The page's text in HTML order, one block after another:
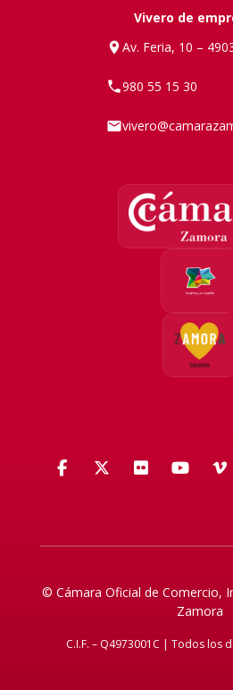
Vivero de
Av. Feria, 10 –
980 55 15 30
Facebook
X (Twitter)
Flickr
© Cámara Oficial de Comercio,
Zamora
C.I.F. – Q4973001C | Todos los